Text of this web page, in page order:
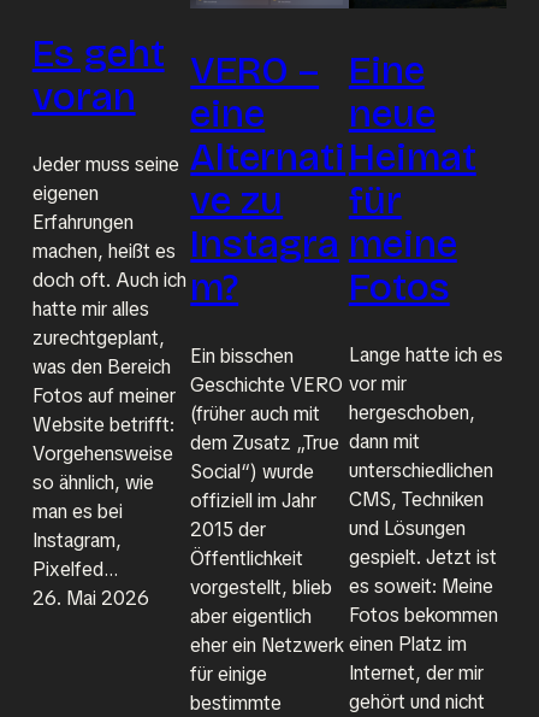
Es geht
voran
Jeder muss seine
eigenen
Erfahrungen
machen, heißt es
doch oft. Auch ich
hatte mir alles
zurechtgeplant,
was den Bereich
Fotos auf meiner
Website betrifft:
Vorgehensweise
so ähnlich, wie
man es bei
Instagram,
Pixelfed…
26. Mai 2026
VERO –
eine
Alternati
ve zu
Instagra
m?
Ein bisschen
Geschichte VERO
(früher auch mit
dem Zusatz „True
Social“) wurde
offiziell im Jahr
2015 der
Öffentlichkeit
vorgestellt, blieb
aber eigentlich
eher ein Netzwerk
für einige
bestimmte
Eine
neue
Heimat
für
meine
Fotos
Lange hatte ich es
vor mir
hergeschoben,
dann mit
unterschiedlichen
CMS, Techniken
und Lösungen
gespielt. Jetzt ist
es soweit: Meine
Fotos bekommen
einen Platz im
Internet, der mir
gehört und nicht